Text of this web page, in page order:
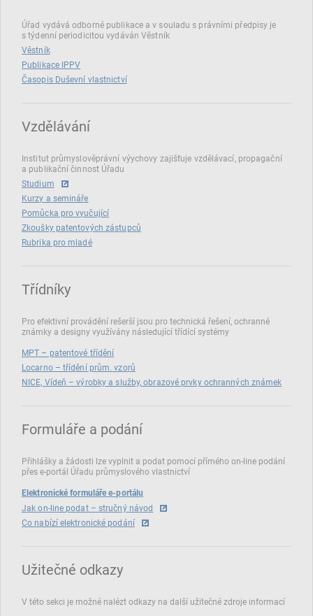
Úřad vydává odborné publikace a v souladu s právními předpisy je
s týdenní periodicitou vydáván Věstník
Věstník
Publikace IPPV
Časopis Duševní vlastnictví
Vzdělávání
Institut průmyslověprávní výychovy zajišťuje vzdělávací, propagační
a publikační činnost Úřadu
Studium
Kurzy a semináře
Pomůcka pro vyučující
Zkoušky patentových zástupců
Rubrika pro mladé
Třídníky
Pro efektivní provádění rešerší jsou pro technická řešení, ochranné
známky a designy využívány následující třídící systémy
MPT – patentové třídění
Locarno – třídění prům. vzorů
NICE, Vídeň – výrobky a služby, obrazové prvky ochranných známek
Formuláře a podání
Přihlášky a žádosti lze vyplnit a podat pomocí přímého on‑line podání
přes e‑portál Úřadu průmyslového vlastnictví
Elektronické formuláře e-portálu
Jak on-line podat – stručný návod
Co nabízí elektronické podání
Užitečné odkazy
V této sekci je možné nalézt odkazy na další užitečné zdroje informací